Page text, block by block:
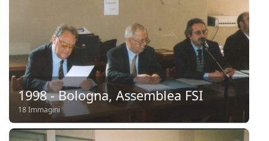
1998 - Bologna, Assemblea FSI
18 Immagini